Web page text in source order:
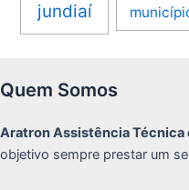
jundiaí
Quem Somos
Aratron Assistência
objetivo sempre prestar um